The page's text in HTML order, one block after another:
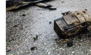
JETA
Gallery
Shqip